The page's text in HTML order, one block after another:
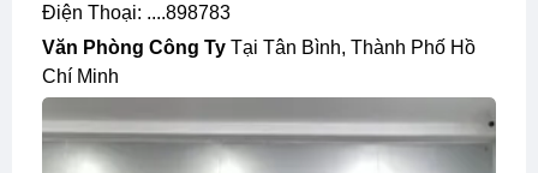
Điện Thoại: ....898783
Văn Phòng Công Ty Tại Tân Bình, Thành Phố Hồ
Chí Minh